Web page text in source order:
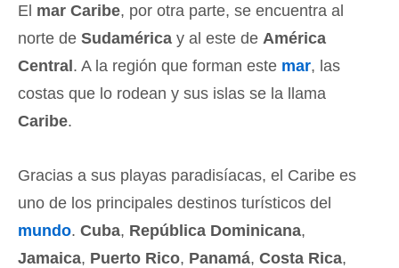
El mar Caribe, por otra parte, se encuentra al
norte de Sudamérica y al este de América
Central . A la región que forman este mar, las
costas que lo rodean y sus islas se la llama
Caribe.
Gracias a sus playas paradisíacas, el Caribe es
uno de los principales destinos turísticos del
mundo. Cuba, República Dominicana,
Jamaica, Puerto Rico, Panamá, Costa Rica,